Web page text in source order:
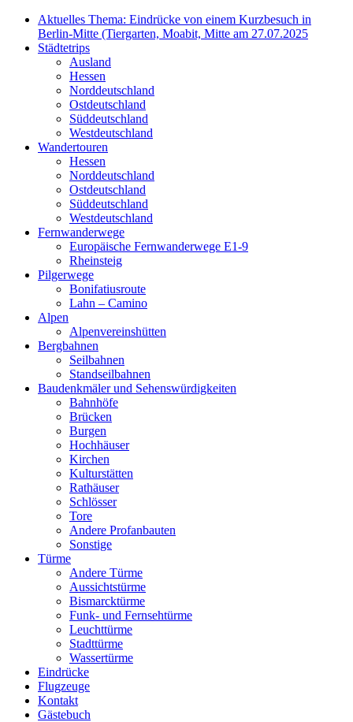
Aktuelles Thema: Eindrücke von einem Kurzbesuch in
Berlin-Mitte (Tiergarten, Moabit, Mitte am 27.07.2025
Städtetrips
Ausland
Hessen
Norddeutschland
Ostdeutschland
Süddeutschland
Westdeutschland
Wandertouren
Hessen
Norddeutschland
Ostdeutschland
Süddeutschland
Westdeutschland
Fernwanderwege
Europäische Fernwanderwege E1-9
Rheinsteig
Pilgerwege
Bonifatiusroute
Lahn – Camino
Alpen
Alpenvereinshütten
Bergbahnen
Seilbahnen
Standseilbahnen
Baudenkmäler und Sehenswürdigkeiten
Bahnhöfe
Brücken
Burgen
Hochhäuser
Kirchen
Kulturstätten
Rathäuser
Schlösser
Tore
Andere Profanbauten
Sonstige
Türme
Andere Türme
Aussichtstürme
Bismarcktürme
Funk- und Fernsehtürme
Leuchttürme
Stadttürme
Wassertürme
Eindrücke
Flugzeuge
Kontakt
Gästebuch